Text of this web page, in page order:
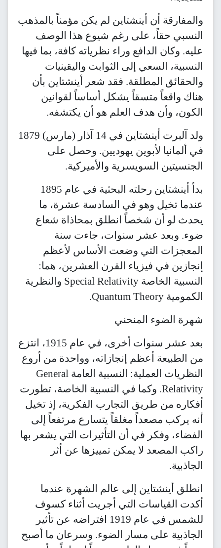
والمفارقة أن أينشتاين لم يكن مؤمناً بالمذهب
النسبي حقاً، على رغم شيوع هذا الوصف
عليه. وكان الدافع وراء نظرياته كافة، بما فيها
النسبية، السعي إلى الثوابت واليقينيات
والحقائق المطلقة. فقد شعر أينشتاين بأن
هناك واقعاً متسقاً يشكل أساساً لقوانين
الكون، وأن هدف العلم هو أن يكتشفه.
ولد آلبرت أينشتاين في 14 آذار (مارس) 1879
في ألمانيا لأبوين يهوديين. وحصل على
الجنسيتين السويسرية والأميركية.
بدأ أينشتاين رحلته البحثية في عام 1895
عندما تخيل وهو في السادسة عشرة، ما
يحدث لو أن شخصاً انطلق بمحاذاة شعاع
ضوء. وبعد عشر سنوات، جاءت سنة
المعجزات التي وضعت الأساس لأعظم
إنجازين في فيزياء القرن العشرين، هما:
النسبية الخاصة Special Relativity والنظرية
الكمومية Quantum Theory.
شهرة الضوء المنحني
بعد عشر سنوات أخرى، في عام 1915، انتزع
من الطبيعة أعظم إنجازاته، وواحدة من أروع
النظريات العملية: النسبية العامة General
Relativity. وكما في النسبية الخاصة، تطورت
أفكاره من طريق التجارب الفكرية، إذ تخيل
أنه يركب مصعداً مغلقاً يتسارع مرتفعاً إلى
الفضاء، وفكر في أن التأثيرات التي يشعر بها
راكب المصعد لا يمكن تمييزها عن أثر
الجاذبية.
انطلق أينشتاين إلى عالم الشهرة عندما
أكدت القياسات التي أجريت أثناء كسوف
للشمس في عام 1919 افتراضه عن تأثير
الجاذبية على مسار الضوء. وسرعان ما أصبح